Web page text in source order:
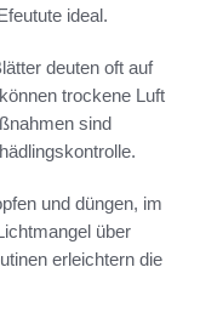
ideal.
deuten oft auf
trockene Luft
sind
und düngen, im
über
erleichtern die